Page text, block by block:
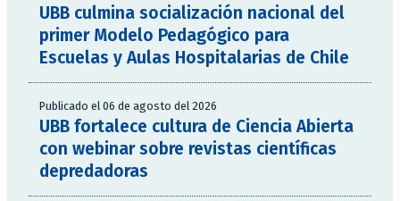
UBB culmina socialización nacional del
primer Modelo Pedagógico para
Escuelas y Aulas Hospitalarias de Chile
Publicado el 06 de agosto del 2026
UBB fortalece cultura de Ciencia Abierta
con webinar sobre revistas científicas
depredadoras